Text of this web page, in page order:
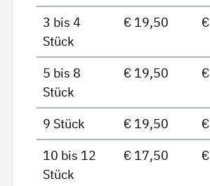
3 bis 4
Stück
€ 19,50
5 bis 8
Stück
€ 19,50
9 Stück € 19,50
10 bis 12
Stück
€ 17,50